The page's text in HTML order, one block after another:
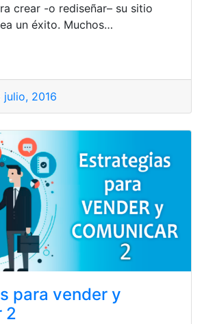
crear -o rediseñar– su sitio
un éxito. Muchos…
julio, 2016
para vender y
2